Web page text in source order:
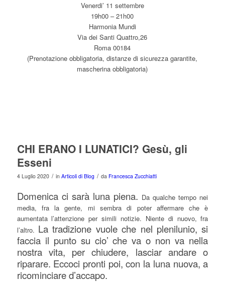
Venerdi’ 11 settembre
19h00 – 21h00
Harmonia Mundi
Via dei Santi Quattro,26
Roma 00184
(Prenotazione obbligatoria, distanze di sicurezza garantite,
mascherina obbligatoria)
CHI ERANO I LUNATICI? Gesù, gli
Esseni
4 Luglio 2020 / in Articoli di Blog / da Francesca Zucchiatti
Domenica ci sarà luna piena. Da qualche tempo nei
media, fra la gente, mi sembra di poter affermare che è
aumentata l’attenzione per simili notizie. Niente di nuovo, fra
l’altro. La tradizione vuole che nel plenilunio, si
faccia il punto su cio’ che va o non va nella
nostra vita, per chiudere, lasciar andare o
riparare. Eccoci pronti poi, con la luna nuova, a
ricominciare d’accapo.